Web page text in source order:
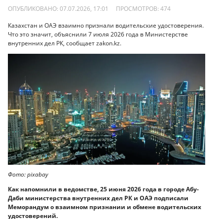
ОПУБЛИКОВАНО: 07.07.2026, 17:01 ПРОСМОТРОВ: 474
Казахстан и ОАЭ взаимно признали водительские удостоверения.
Что это значит, объяснили 7 июля 2026 года в Министерстве
внутренних дел РК, сообщает zakon.kz.
Фото: pixabay
Как напомнили в ведомстве, 25 июня 2026 года в городе Абу-
Даби министерства внутренних дел РК и ОАЭ подписали
Меморандум о взаимном признании и обмене водительских
удостоверений.